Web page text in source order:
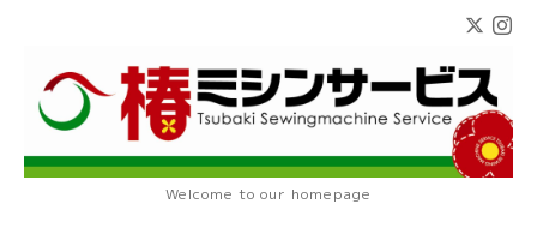
Welcome to our homepage